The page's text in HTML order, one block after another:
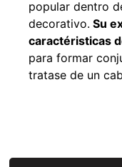
popular dentro
decorativo. Su
caractéristicas
para formar
tratase de un